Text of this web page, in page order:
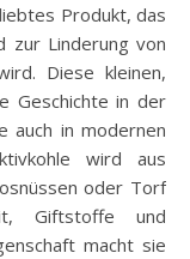
Produkt, das
zur Linderung von
Diese kleinen,
Geschichte in der
auch in modernen
wird aus
oder Torf
Giftstoffe und
macht sie